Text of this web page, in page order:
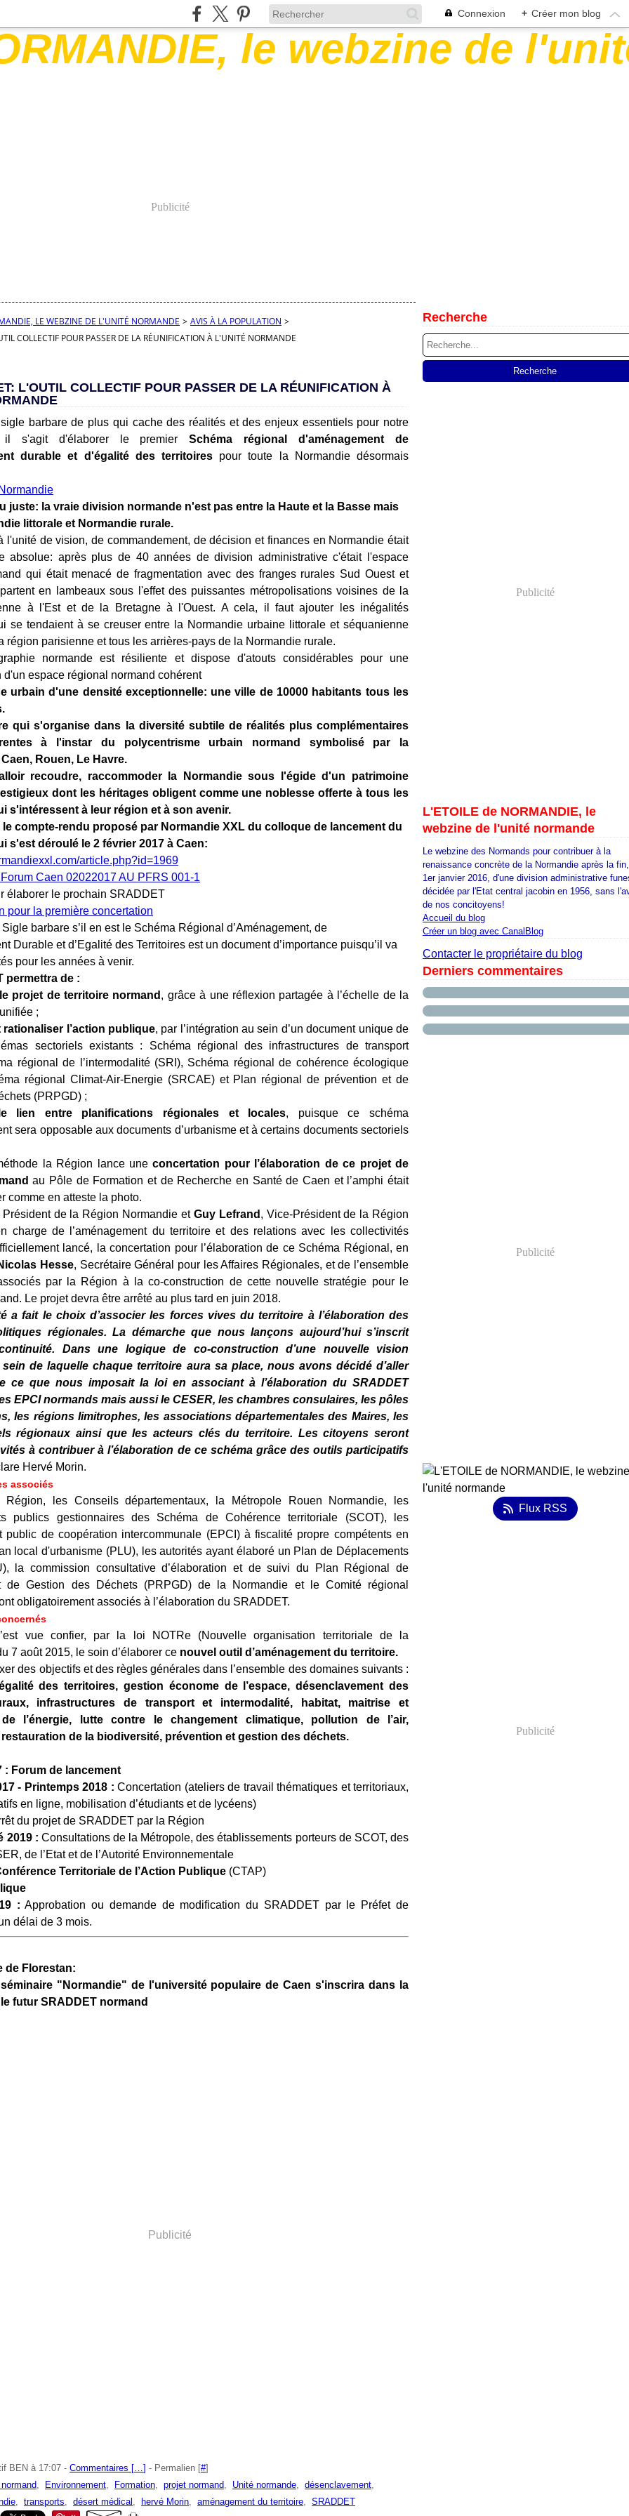
Connexion + Créer mon blog
Publicité
LE WEBZINE DE L'UNITÉ NORMANDE > AVIS À LA POPULATION >
COLLECTIF POUR PASSER DE LA RÉUNIFICATION À L'UNITÉ NORMANDE
L'OUTIL COLLECTIF POUR PASSER DE LA RÉUNIFICATION À
barbare de plus qui cache des réalités et des enjeux essentiels pour notre
il s'agit d'élaborer le premierSchéma régional d'aménagement de
durable et d'égalité des territoires pour toute la Normandie désormais
juste: la vraie division normande n'est pas entre la Haute et la Basse mais
littorale et Normandie rurale.
l'unité de vision, de commandement, de décision et finances en Normandie était
absolue: après plus de 40 années de division administrative c'était l'espace
qui était menacé de fragmentation avec des franges rurales Sud Ouest et
en lambeaux sous l'effet des puissantes métropolisations voisines de la
à l'Est et de la Bretagne à l'Ouest. A cela, il faut ajouter les inégalités
se tendaient à se creuser entre la Normandie urbaine littorale et séquanienne
région parisienne et tous les arrières-pays de la Normandie rurale.
normande est résiliente et dispose d'atouts considérables pour une
d'un espace régional normand cohérent
urbain d'une densité exceptionnelle: une ville de 10000 habitants tous les
qui s'organise dans la diversité subtile de réalités plus complémentaires
à l'instar du polycentrisme urbain normand symbolisé par la
Rouen, Le Havre.
recoudre, raccommoder la Normandie sous l'égide d'un patrimoine
dont les héritages obligent comme une noblesse offerte à tous les
s'intéressent à leur région et à son avenir.
le compte-rendu proposé par Normandie XXL du colloque de lancement du
s'est déroulé le 2 février 2017 à Caen:
article.php?id=1969
élaborer le prochain SRADDET
Sigle barbare s’il en est le Schéma Régional d’Aménagement, de
Durable et d’Egalité des Territoires est un document d’importance puisqu’il va
pour les années à venir.
permettra de :
projet de territoire normand , grâce à une réflexion partagée à l’échelle de la
;
rationaliser l’action publique, par l’intégration au sein d’un document unique de
sectoriels existants : Schéma régional des infrastructures de transport
régional de l’intermodalité (SRI), Schéma régional de cohérence écologique
régional Climat-Air-Energie (SRCAE) et Plan régional de prévention et de
(PRPGD) ;
lien entre planifications régionales et locales, puisque ce schéma
sera opposable aux documents d’urbanisme et à certains documents sectoriels
la Région lance uneconcertation pour l’élaboration de ce projet de
au Pôle de Formation et de Recherche en Santé de Caen et l’amphi était
comme en atteste la photo.
Président de la Région Normandie et Guy Lefrand , Vice-Président de la Région
charge de l’aménagement du territoire et des relations avec les collectivités
lancé, la concertation pour l’élaboration de ce Schéma Régional, en
Hesse, Secrétaire Général pour les Affaires Régionales, et de l’ensemble
par la Région à la co-construction de cette nouvelle stratégie pour le
Le projet devra être arrêté au plus tard en juin 2018.
a fait le choix d’associer les forces vives du territoire à l’élaboration des
régionales. La démarche que nous lançons aujourd’hui s’inscrit
Dans une logique de co-construction d’une nouvelle vision
de laquelle chaque territoire aura sa place, nous avons décidé d’aller
ce que nous imposait la loi en associant à l’élaboration du SRADDET
EPCI normands mais aussi le CESER, les chambres consulaires, les pôles
les régions limitrophes, les associations départementales des Maires, les
régionaux ainsi que les acteurs clés du territoire. Les citoyens seront
à contribuer à l’élaboration de ce schéma grâce des outils participatifs
Hervé Morin.
associés
Région, les Conseils départementaux, la Métropole Rouen Normandie, les
publics gestionnaires des Schéma de Cohérence territoriale (SCOT), les
public de coopération intercommunale (EPCI) à fiscalité propre compétents en
local d'urbanisme (PLU), les autorités ayant élaboré un Plan de Déplacements
la commission consultative d’élaboration et de suivi du Plan Régional de
de Gestion des Déchets (PRPGD) de la Normandie et le Comité régional
obligatoirement associés à l’élaboration du SRADDET.
vue confier, par la loi NOTRe (Nouvelle organisation territoriale de la
7 août 2015, le soin d’élaborer ce nouvel outil d’aménagement du territoire.
des objectifs et des règles générales dans l’ensemble des domaines suivants :
des territoires, gestion économe de l’espace, désenclavement des
infrastructures de transport et intermodalité, habitat, maitrise et
l’énergie, lutte contre le changement climatique, pollution de l’air,
de la biodiversité, prévention et gestion des déchets.
: Forum de lancement
- Printemps 2018 : Concertation (ateliers de travail thématiques et territoriaux,
en ligne, mobilisation d’étudiants et de lycéens)
du projet de SRADDET par la Région
2019 : Consultations de la Métropole, des établissements porteurs de SCOT, des
de l’Etat et de l’Autorité Environnementale
Territoriale de l’Action Publique (CTAP)
: Approbation ou demande de modification du SRADDET par le Préfet de
délai de 3 mois.
de Florestan:
"Normandie" de l'université populaire de Caen s'inscrira dans la
futur SRADDET normand
Publicité
BEN à 17:07 - Commentaires […] - Permalien [#]
, Environnement, Formation, projet normand, Unité normande, désenclavement,
, transports, désert médical , hervé Morin, aménagement du territoire, SRADDET
Recherche
Publicité
L'ETOILE de NORMANDIE, le
webzine de l'unité normande
Le webzine des Normands pour contribuer à la
renaissance concrète de la Normandie après la
1er janvier 2016, d'une division administrative
décidée par l'Etat central jacobin en 1956, sans
de nos concitoyens!
Accueil du blog
Créer un blog avec CanalBlog
Contacter le propriétaire du blog
Derniers commentaires
Publicité
Flux RSS
Publicité